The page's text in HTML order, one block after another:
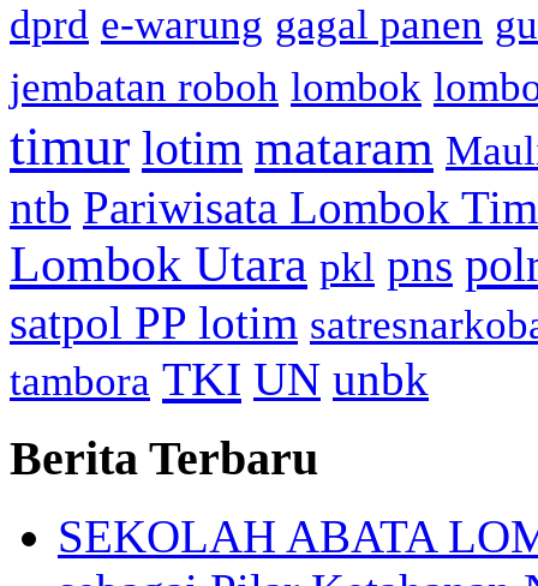
dprd e-warung gagal panen
jembatan roboh lombok
timur lotim mataram
ntb Pariwisata Lombok
Lombok Utara pkl pns
satpol PP lotim
tambora TKI UN unbk
Berita Terbaru
SEKOLAH ABATA